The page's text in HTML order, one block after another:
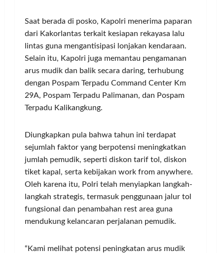
Saat berada di posko, Kapolri menerima paparan
dari Kakorlantas terkait kesiapan rekayasa lalu
lintas guna mengantisipasi lonjakan kendaraan.
Selain itu, Kapolri juga memantau pengamanan
arus mudik dan balik secara daring, terhubung
dengan Pospam Terpadu Command Center Km
29A, Pospam Terpadu Palimanan, dan Pospam
Terpadu Kalikangkung.
Diungkapkan pula bahwa tahun ini terdapat
sejumlah faktor yang berpotensi meningkatkan
jumlah pemudik, seperti diskon tarif tol, diskon
tiket kapal, serta kebijakan work from anywhere.
Oleh karena itu, Polri telah menyiapkan langkah-
langkah strategis, termasuk penggunaan jalur tol
fungsional dan penambahan rest area guna
mendukung kelancaran perjalanan pemudik.
“Kami melihat potensi peningkatan arus mudik